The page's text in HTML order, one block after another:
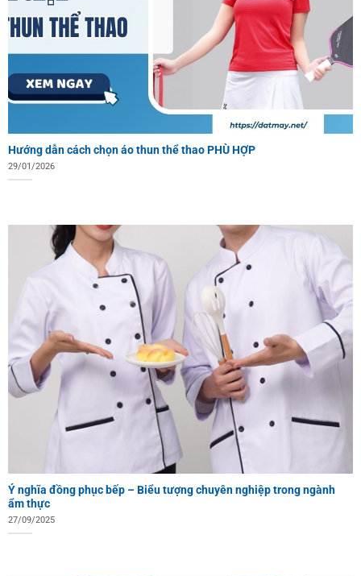
Hướng dẫn cách chọn áo thun thể thao PHÙ HỢP
29/01/2026
Ý nghĩa đồng phục bếp – Biểu tượng chuyên nghiệp trong ngành
ẩm thực
27/09/2025